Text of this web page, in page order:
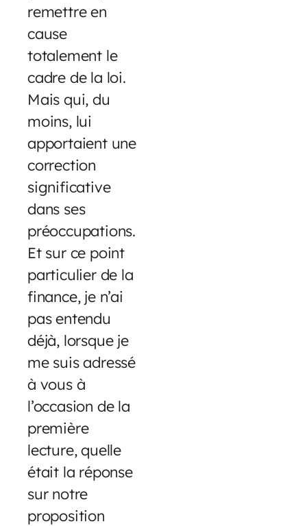
remettre en
cause
totalement le
cadre de la loi.
Mais qui, du
moins, lui
apportaient une
correction
significative
dans ses
préoccupations.
Et sur ce point
particulier de la
finance, je n’ai
pas entendu
déjà, lorsque je
me suis adressé
à vous à
l’occasion de la
première
lecture, quelle
était la réponse
sur notre
proposition